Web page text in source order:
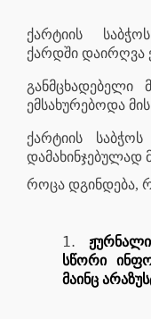
ქარტიის
ქარდში დაირღვა
განმცხადებელი
ემსახურებოდა
ქარტიის
დამახინჯებულად
როცა დგინდება,
სწორი
მაინც